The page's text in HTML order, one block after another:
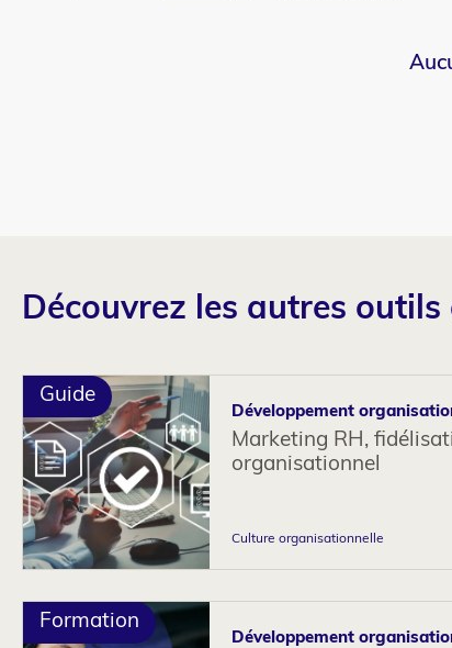
Découvrez les autres
Guide
Développement
Marketing RH,
organisationnel
Culture organisationnelle
Formation
Développement